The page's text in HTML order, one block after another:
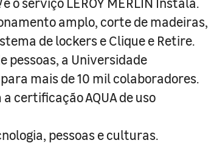
amplo, corte de madeiras,
de lockers e Clique e Retire.
pessoas, a Universidade
mais de 10 mil colaboradores.
certificação AQUA de uso
pessoas e culturas.